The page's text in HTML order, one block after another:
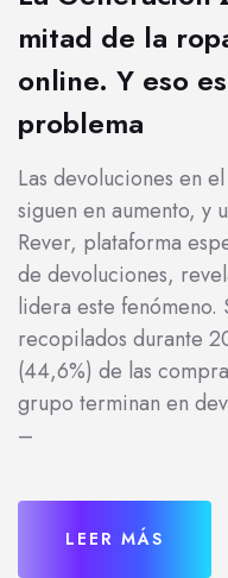
mitad de la
online. Y eso
problema
Las devoluciones en
siguen en aumento, y
Rever, plataforma
de devoluciones,
lidera este fenómeno.
recopilados durante
(44,6%) de las
grupo terminan en
–
LEER MÁS